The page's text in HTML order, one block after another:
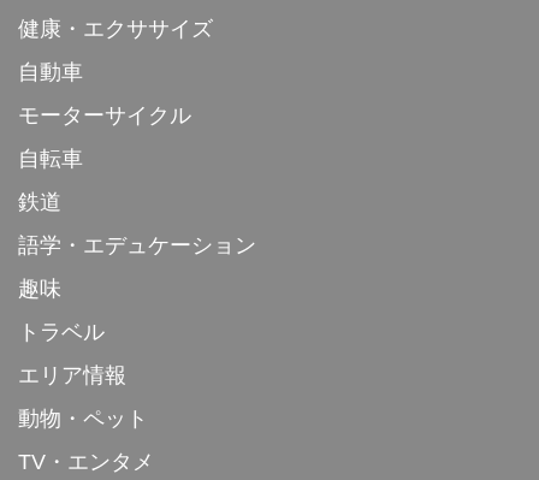
健康・エクササイズ
自動車
モーターサイクル
自転車
鉄道
語学・エデュケーション
趣味
トラベル
エリア情報
動物・ペット
TV・エンタメ